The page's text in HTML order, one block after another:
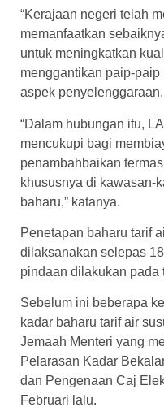
“Kerajaan negeri telah
memanfaatkan
untuk meningkatkan
menggantikan paip-
aspek penyelenggaraan.
“Dalam hubungan itu,
mencukupi bagi
penambahbaikan
khususnya di kawasan-
baharu,” katanya.
Penetapan baharu tarif
dilaksanakan selepas
pindaan dilakukan pada
Sebelum ini beberapa
kadar baharu tarif air
Jemaah Menteri yang
Pelarasan Kadar
dan Pengenaan Caj
Februari lalu.